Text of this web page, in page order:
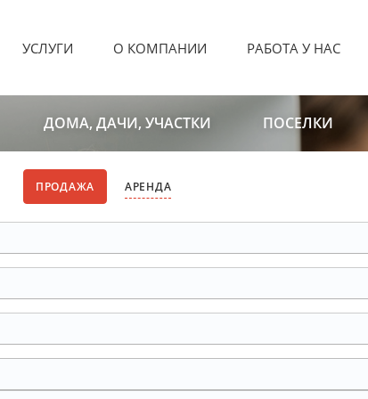
УСЛУГИ О КОМПАНИИ РАБОТА У НАС
ДОМА, ДАЧИ, УЧАСТКИ ПОСЕЛКИ
ПРОДАЖА АРЕНДА